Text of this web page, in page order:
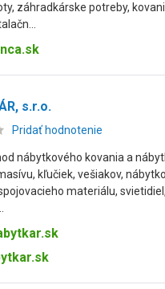
záhradkárske potreby,
s.r.o.
Pridať hodnotenie
nábytkového kovania a
kľučiek, vešiakov,
materiálu, svietidiel,